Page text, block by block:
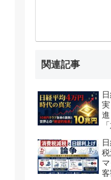
関連記事